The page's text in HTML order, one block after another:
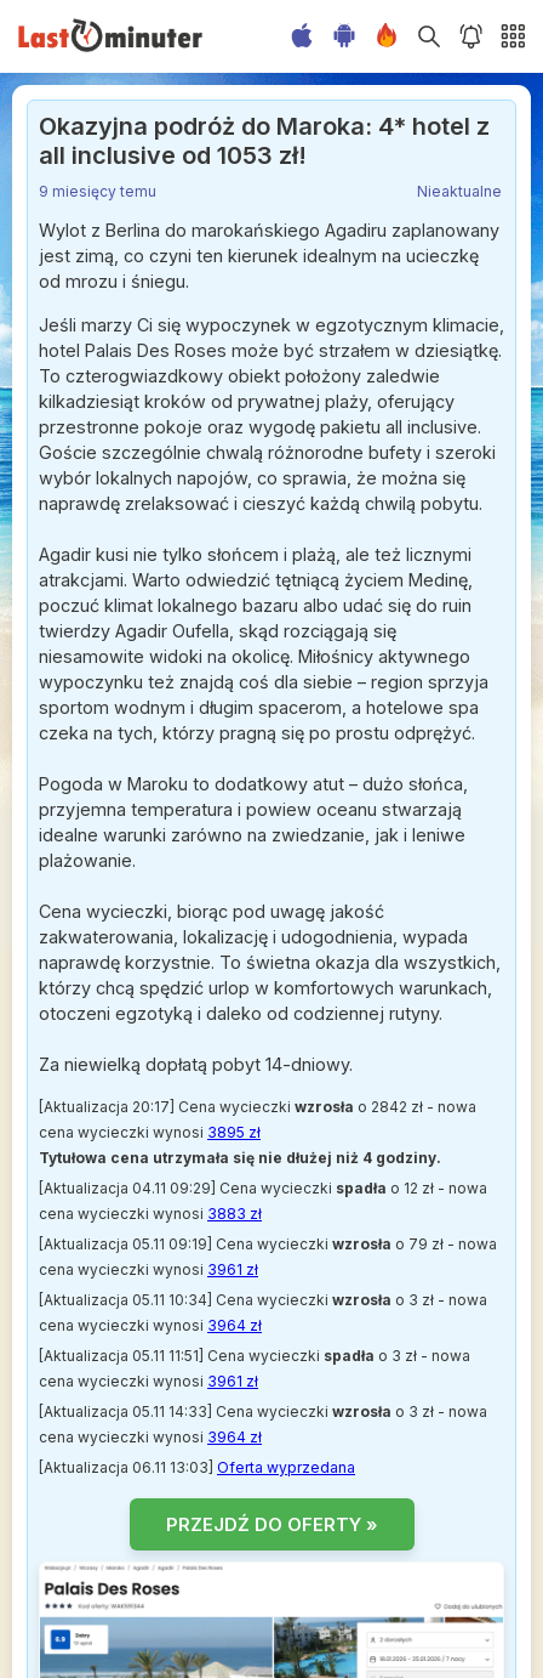
Okazyjna podróż do Maroka: 4* hotel z
all inclusive od 1053 zł!
9 miesięcy temu Nieaktualne
Wylot z Berlina do marokańskiego Agadiru zaplanowany
jest zimą, co czyni ten kierunek idealnym na ucieczkę
od mrozu i śniegu.
Jeśli marzy Ci się wypoczynek w egzotycznym klimacie,
hotel Palais Des Roses może być strzałem w dziesiątkę.
To czterogwiazdkowy obiekt położony zaledwie
kilkadziesiąt kroków od prywatnej plaży, oferujący
przestronne pokoje oraz wygodę pakietu all inclusive.
Goście szczególnie chwalą różnorodne bufety i szeroki
wybór lokalnych napojów, co sprawia, że można się
naprawdę zrelaksować i cieszyć każdą chwilą pobytu.
Agadir kusi nie tylko słońcem i plażą, ale też licznymi
atrakcjami. Warto odwiedzić tętniącą życiem Medinę,
poczuć klimat lokalnego bazaru albo udać się do ruin
twierdzy Agadir Oufella, skąd rozciągają się
niesamowite widoki na okolicę. Miłośnicy aktywnego
wypoczynku też znajdą coś dla siebie – region sprzyja
sportom wodnym i długim spacerom, a hotelowe spa
czeka na tych, którzy pragną się po prostu odprężyć.
Pogoda w Maroku to dodatkowy atut – dużo słońca,
przyjemna temperatura i powiew oceanu stwarzają
idealne warunki zarówno na zwiedzanie, jak i leniwe
plażowanie.
Cena wycieczki, biorąc pod uwagę jakość
zakwaterowania, lokalizację i udogodnienia, wypada
naprawdę korzystnie. To świetna okazja dla wszystkich,
którzy chcą spędzić urlop w komfortowych warunkach,
otoczeni egzotyką i daleko od codziennej rutyny.
Za niewielką dopłatą pobyt 14-dniowy.
[Aktualizacja 20:17] Cena wycieczki wzrosła o 2842 zł - nowa
cena wycieczki wynosi 3895 zł
Tytułowa cena utrzymała się nie dłużej niż 4 godziny.
[Aktualizacja 04.11 09:29] Cena wycieczki spadła o 12 zł - nowa
cena wycieczki wynosi 3883 zł
[Aktualizacja 05.11 09:19] Cena wycieczki wzrosła o 79 zł - nowa
cena wycieczki wynosi 3961 zł
[Aktualizacja 05.11 10:34] Cena wycieczki wzrosła o 3 zł - nowa
cena wycieczki wynosi 3964 zł
[Aktualizacja 05.11 11:51] Cena wycieczki spadła o 3 zł - nowa
cena wycieczki wynosi 3961 zł
[Aktualizacja 05.11 14:33] Cena wycieczki wzrosła o 3 zł - nowa
cena wycieczki wynosi 3964 zł
[Aktualizacja 06.11 13:03] Oferta wyprzedana
PRZEJDŹ DO OFERTY »